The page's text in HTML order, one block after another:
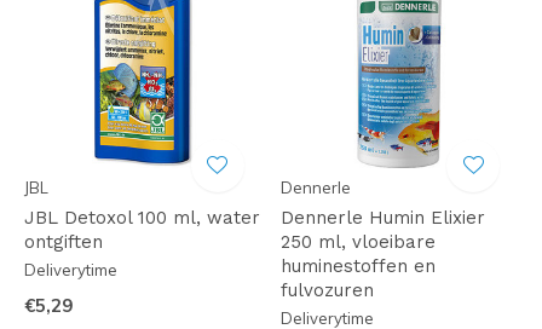
JBL
JBL Detoxol 100 ml, water
ontgiften
Deliverytime
€5,29
Dennerle
Dennerle Humin Elixier
250 ml, vloeibare
huminestoffen en
fulvozuren
Deliverytime